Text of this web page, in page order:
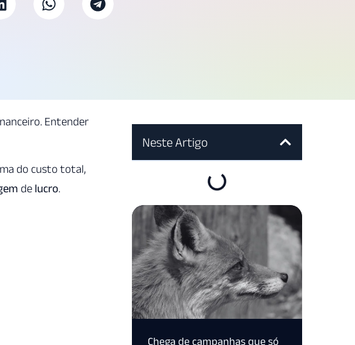
Entender
do custo total,
de lucro.
Neste Artigo
Chega de campanhas que só